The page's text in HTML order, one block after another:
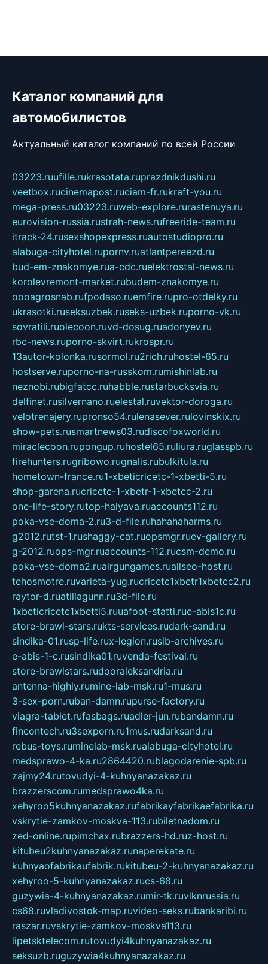
Каталог компаний для
автомобилистов
Актуальный каталог компаний по всей России
03223.ruufille.rukrasotata.ruprazdnikdushi.ru
veetbox.rucinemapost.ruciam-fr.rukraft-you.ru
mega-press.ru03223.ruweb-explore.rurastenuya.ru
eurovision-russia.rustrah-news.rufreeride-team.ru
itrack-24.rusexshopexpress.ruautostudiopro.ru
alabuga-cityhotel.rupornv.ruatlantpereezd.ru
bud-em-znakomye.rua-cdc.ruelektrostal-news.ru
korolevremont-market.rubudem-znakomye.ru
oooagrosnab.rufpodaso.ruemfire.rupro-otdelky.ru
ukrasotki.ruseksuzbek.ruseks-uzbek.ruporno-vk.ru
sovratili.ruolecoon.ruvd-dosug.ruadonyev.ru
rbc-news.ruporno-skvirt.rukrospr.ru
13autor-kolonka.rusormol.ru2rich.ruhostel-65.ru
hostserve.ruporno-na-russkom.rumishinlab.ru
neznobi.rubigfatcc.ruhabble.rustarbucksvia.ru
delfinet.rusilvernano.ruelestal.ruvektor-doroga.ru
velotrenajery.rupronso54.rulenasever.rulovinskix.ru
show-pets.rusmartnews03.rudiscofoxworld.ru
miraclecoon.rupongup.ruhostel65.ruliura.ruglasspb.ru
firehunters.rugribowo.rugnalis.rubulkitula.ru
hometown-france.ru1-xbeticricetc-1-xbetti-5.ru
shop-garena.rucricetc-1-xbetr-1-xbetcc-2.ru
one-life-story.rutop-halyava.ruaccounts112.ru
poka-vse-doma-2.ru3-d-file.ruhahahaharms.ru
g2012.rutst-1.rushaggy-cat.ruopsmgr.ruev-gallery.ru
g-2012.ruops-mgr.ruaccounts-112.rucsm-demo.ru
poka-vse-doma2.ruairgungames.ruallseo-host.ru
tehosmotre.ruvarieta-yug.rucricetc1xbetr1xbetcc2.ru
raytor-d.ruatillagunn.ru3d-file.ru
1xbeticricetc1xbetti5.ruuafoot-statti.rue-abis1c.ru
store-brawl-stars.rukts-services.rudark-sand.ru
sindika-01.rusp-life.rux-legion.rusib-archives.ru
e-abis-1-c.rusindika01.ruvenda-festival.ru
store-brawlstars.rudooraleksandria.ru
antenna-highly.rumine-lab-msk.ru1-mus.ru
3-sex-porn.ruban-damn.rupurse-factory.ru
viagra-tablet.rufasbags.ruadler-jun.rubandamn.ru
fincontech.ru3sexporn.ru1mus.rudarksand.ru
rebus-toys.ruminelab-msk.rualabuga-cityhotel.ru
medsprawo-4-ka.ru2864420.rublagodarenie-spb.ru
zajmy24.rutovudyi-4-kuhnyanazakaz.ru
brazzerscom.rumedsprawo4ka.ru
xehyroo5kuhnyanazakaz.rufabrikayfabrikaefabrika.ru
vskrytie-zamkov-moskva-113.rubiletnadom.ru
zed-online.rupimchax.rubrazzers-hd.ruz-host.ru
kitubeu2kuhnyanazakaz.runaperekate.ru
kuhnyaofabrikaufabrik.rukitubeu-2-kuhnyanazakaz.ru
xehyroo-5-kuhnyanazakaz.rucs-68.ru
guzywia-4-kuhnyanazakaz.rumir-tk.ruvlknrussia.ru
cs68.ruvladivostok-map.ruvideo-seks.rubankaribi.ru
raszar.ruvskrytie-zamkov-moskva113.ru
lipetsktelecom.rutovudyi4kuhnyanazakaz.ru
seksuzb.ruguzywia4kuhnyanazakaz.ru